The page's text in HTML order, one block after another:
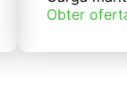
Obter